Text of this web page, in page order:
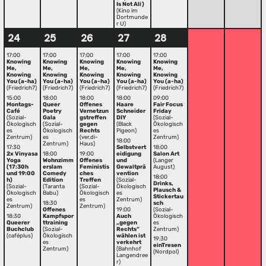
Is Not Ali)
(Kino im
Dortmunde
r U)
24
17:00
Knowing
Me,
Knowing
You (a-ha)
(Friedrich7)
15:00
Montags-
Café
(Sozial-
Ökologisch
es
Zentrum)
17:30
2x Vinyasa
Yoga
(17:30h
und 19:00
h)
(Sozial-
Ökologisch
es
Zentrum)
18:30
Queerer
Buchclub
(caféplus)
25
17:00
Knowing
Me,
Knowing
You (a-ha)
(Friedrich7)
18:00
Queer
Poetry
Gala
(Sozial-
Ökologisch
es
Zentrum)
18:00
Wohnzimm
erslam
Comedy
Edition
(Taranta
Babu)
18:30
Offenes
Kampfspor
ttraining
(Sozial-
Ökologisch
es
Zentrum)
26
17:00
Knowing
Me,
Knowing
You (a-ha)
(Friedrich7)
18:00
Offenes
Vernetzun
gstreffen
gegen
Rechts
(ver.di-
Haus)
19:00
Offenes
Feministis
ches
Treffen
(Sozial-
Ökologisch
es
Zentrum)
27
17:00
Knowing
Me,
Knowing
You (a-ha)
(Friedrich7)
18:00
Haare
Schneider
DIY
(Black
Pigeon)
18:00
Selbstvert
eidigung
und
Gewaltprä
vention
(Sozial-
Ökologisch
es
Zentrum)
19:00
Auch
„gegen
Rechts“
wählen ist
verkehrt
(Bahnhof
Langendree
r)
28
17:00
Knowing
Me,
Knowing
You (a-ha)
(Friedrich7)
09:00
Fair Focus
Friday
(Sozial-
Ökologisch
es
Zentrum)
18:00
Salon Art
(Langer
August)
18:00
Drinks,
Plausch &
Stickertau
sch
(Sozial-
Ökologisch
es
Zentrum)
19:30
einTresen
(Nordpol)